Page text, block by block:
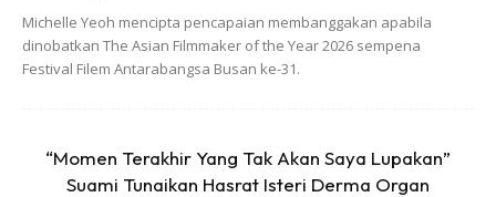
Michelle Yeoh mencipta pencapaian membanggakan apabila
dinobatkan The Asian Filmmaker of the Year 2026 sempena
Festival Filem Antarabangsa Busan ke-31.
“Momen Terakhir Yang Tak Akan Saya Lupakan”
Suami Tunaikan Hasrat Isteri Derma Organ